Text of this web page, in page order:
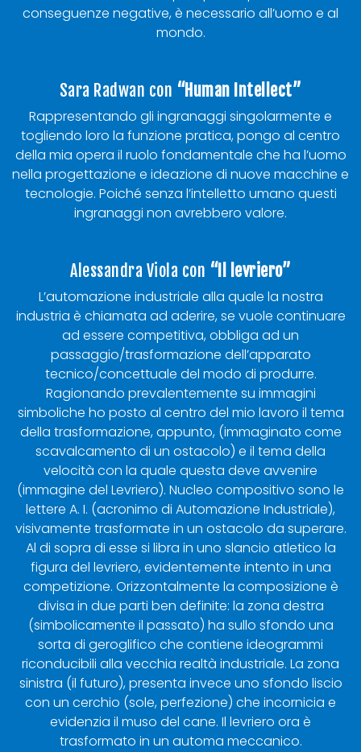
conseguenze negative, è necessario all’uomo e al
mondo.
Sara Radwan con “Human Intellect”
Rappresentando gli ingranaggi singolarmente e
togliendo loro la funzione pratica, pongo al centro
della mia opera il ruolo fondamentale che ha l’uomo
nella progettazione e ideazione di nuove macchine e
tecnologie. Poiché senza l’intelletto umano questi
ingranaggi non avrebbero valore.
Alessandra Viola con “Il levriero”
L’automazione industriale alla quale la nostra
industria è chiamata ad aderire, se vuole continuare
ad essere competitiva, obbliga ad un
passaggio/trasformazione dell’apparato
tecnico/concettuale del modo di produrre.
Ragionando prevalentemente su immagini
simboliche ho posto al centro del mio lavoro il tema
della trasformazione, appunto, (immaginato come
scavalcamento di un ostacolo) e il tema della
velocità con la quale questa deve avvenire
(immagine del Levriero). Nucleo compositivo sono le
lettere A. I. (acronimo di Automazione Industriale),
visivamente trasformate in un ostacolo da superare.
Al di sopra di esse si libra in uno slancio atletico la
figura del levriero, evidentemente intento in una
competizione. Orizzontalmente la composizione è
divisa in due parti ben definite: la zona destra
(simbolicamente il passato) ha sullo sfondo una
sorta di geroglifico che contiene ideogrammi
riconducibili alla vecchia realtà industriale. La zona
sinistra (il futuro), presenta invece uno sfondo liscio
con un cerchio (sole, perfezione) che incornicia e
evidenzia il muso del cane. Il levriero ora è
trasformato in un automa meccanico.